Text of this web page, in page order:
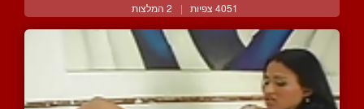
4051 צפיות | 2 המלצות